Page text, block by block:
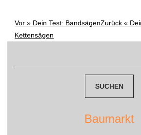
Post
Vor » Dein Test: BandsägenZurück «
Kettensägen
Baumarkt